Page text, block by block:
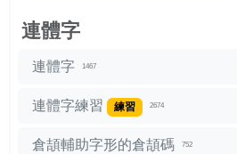
連體字
連體字 1467
連體字練習 練習 2674
倉頡輔助字形的倉頡碼 752